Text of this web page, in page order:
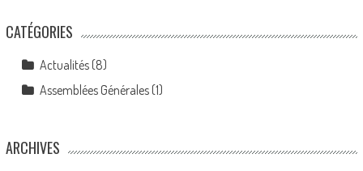
CATÉGORIES
Actualités(8)
Assemblées Générales(1)
ARCHIVES